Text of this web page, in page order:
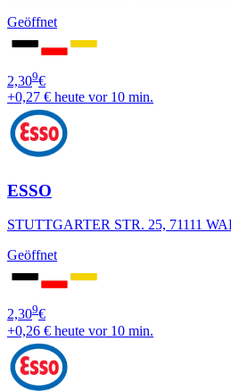
Geöffnet
2,309€
+0,27 € heute vor 10 min.
ESSO
STUTTGARTER STR. 25, 71111
Geöffnet
2,309€
+0,26 € heute vor 10 min.